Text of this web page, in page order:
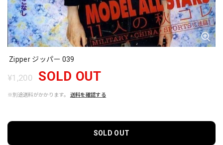
Zipper ジッパー 039
¥1,200 SOLD OUT
※別途送料がかかります。 送料を確認する
SOLD OUT